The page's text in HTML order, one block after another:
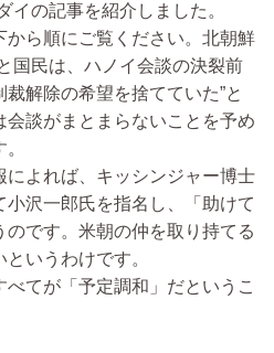
イの記事を紹介しました。
ら順にご覧ください。北朝鮮
国民は、ハノイ会談の決裂前
解除の希望を捨てていた”と
談がまとまらないことを予め
よれば、キッシンジャー博士
小沢一郎氏を指名し、「助けて
のです。米朝の仲を取り持てる
いうわけです。
てが「予定調和」だというこ